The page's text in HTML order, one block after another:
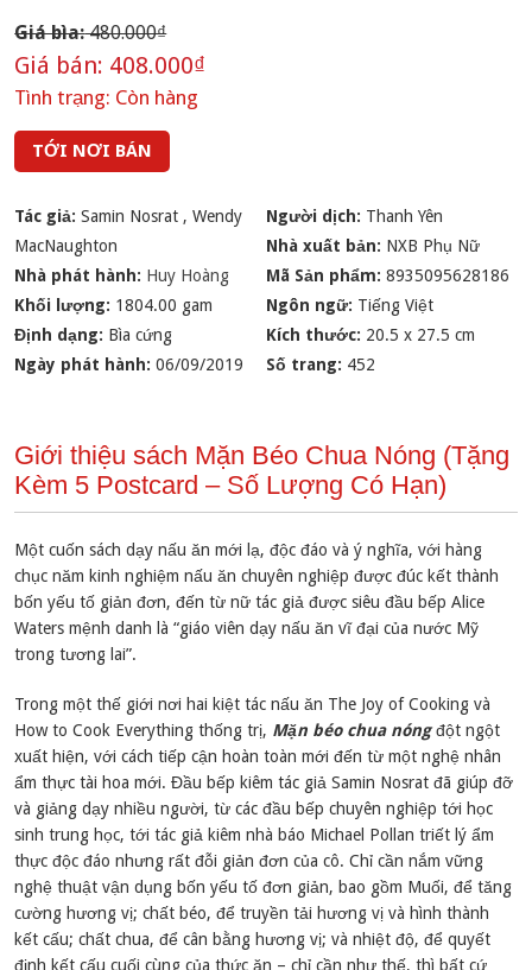
Giá bìa:480.000₫
Giá bán: 408.000₫
Tình trạng: Còn hàng
TỚI NƠI BÁN
Tác giả:Samin Nosrat ,Wendy
MacNaughton
Người dịch: Thanh Yên
Nhà xuất bản: NXB Phụ Nữ
Nhà phát hành: Huy Hoàng Mã Sản phẩm: 8935095628186
Khối lượng: 1804.00 gam Ngôn ngữ: Tiếng Việt
Định dạng: Bìa cứng Kích thước: 20.5 x 27.5 cm
Ngày phát hành:06/09/2019 Số trang: 452
Giới thiệu sách Mặn Béo Chua Nóng (Tặng
Kèm 5 Postcard – Số Lượng Có Hạn)
Một cuốn sách dạy nấu ăn mới lạ, độc đáo và ý nghĩa, với hàng
chục năm kinh nghiệm nấu ăn chuyên nghiệp được đúc kết thành
bốn yếu tố giản đơn, đến từ nữ tác giả được siêu đầu bếp Alice
Waters mệnh danh là “giáo viên dạy nấu ăn vĩ đại của nước Mỹ
trong tương lai”.
Trong một thế giới nơi hai kiệt tác nấu ăn The Joy of Cooking và
How to Cook Everything thống trị, Mặn béo chua nóngđột ngột
xuất hiện, với cách tiếp cận hoàn toàn mới đến từ một nghệ nhân
ẩm thực tài hoa mới. Đầu bếp kiêm tác giả Samin Nosrat đã giúp đỡ
và giảng dạy nhiều người, từ các đầu bếp chuyên nghiệp tới học
sinh trung học, tới tác giả kiêm nhà báo Michael Pollan triết lý ẩm
thực độc đáo nhưng rất đỗi giản đơn của cô. Chỉ cần nắm vững
nghệ thuật vận dụng bốn yếu tố đơn giản, bao gồm Muối, để tăng
cường hương vị; chất béo, để truyền tải hương vị và hình thành
kết cấu; chất chua, để cân bằng hương vị; và nhiệt độ, để quyết
định kết cấu cuối cùng của thức ăn – chỉ cần như thế, thì bất cứ